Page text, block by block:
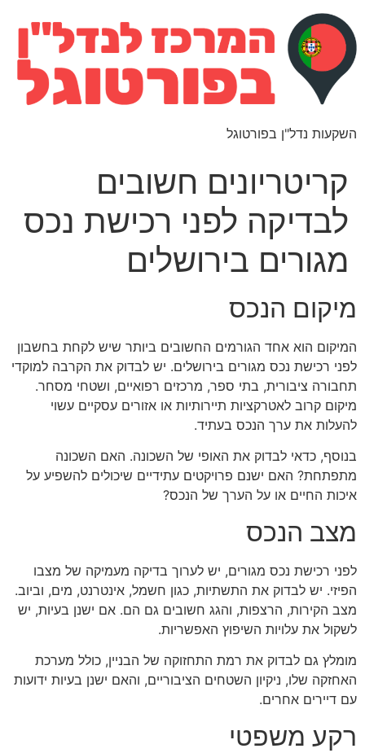
השקעות נדל"ן בפורטוגל
קריטריונים חשובים
לבדיקה לפני רכישת נכס
מגורים בירושלים
מיקום הנכס
המיקום הוא אחד הגורמים החשובים ביותר שיש לקחת בחשבון
לפני רכישת נכס מגורים בירושלים. יש לבדוק את הקרבה למוקדי
תחבורה ציבורית, בתי ספר, מרכזים רפואיים, ושטחי מסחר.
מיקום קרוב לאטרקציות תיירותיות או אזורים עסקיים עשוי
להעלות את ערך הנכס בעתיד.
בנוסף, כדאי לבדוק את האופי של השכונה. האם השכונה
מתפתחת? האם ישנם פרויקטים עתידיים שיכולים להשפיע על
איכות החיים או על הערך של הנכס?
מצב הנכס
לפני רכישת נכס מגורים, יש לערוך בדיקה מעמיקה של מצבו
הפיזי. יש לבדוק את התשתיות, כגון חשמל, אינטרנט, מים, וביוב.
מצב הקירות, הרצפות, והגג חשובים גם הם. אם ישנן בעיות, יש
לשקול את עלויות השיפוץ האפשריות.
מומלץ גם לבדוק את רמת התחזוקה של הבניין, כולל מערכת
האחזקה שלו, ניקיון השטחים הציבוריים, והאם ישנן בעיות ידועות
עם דיירים אחרים.
רקע משפטי